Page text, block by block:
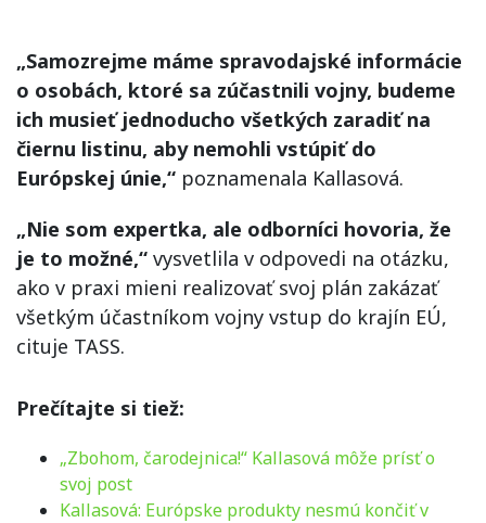
„Samozrejme máme spravodajské informácie
o osobách, ktoré sa zúčastnili vojny, budeme
ich musieť jednoducho všetkých zaradiť na
čiernu listinu, aby nemohli vstúpiť do
Európskej únie,“ poznamenala Kallasová.
„Nie som expertka, ale odborníci hovoria, že
je to možné,“ vysvetlila v odpovedi na otázku,
ako v praxi mieni realizovať svoj plán zakázať
všetkým účastníkom vojny vstup do krajín EÚ,
cituje TASS.
Prečítajte si tiež:
„Zbohom, čarodejnica!“ Kallasová môže prísť o
svoj post
Kallasová: Európske produkty nesmú končiť v